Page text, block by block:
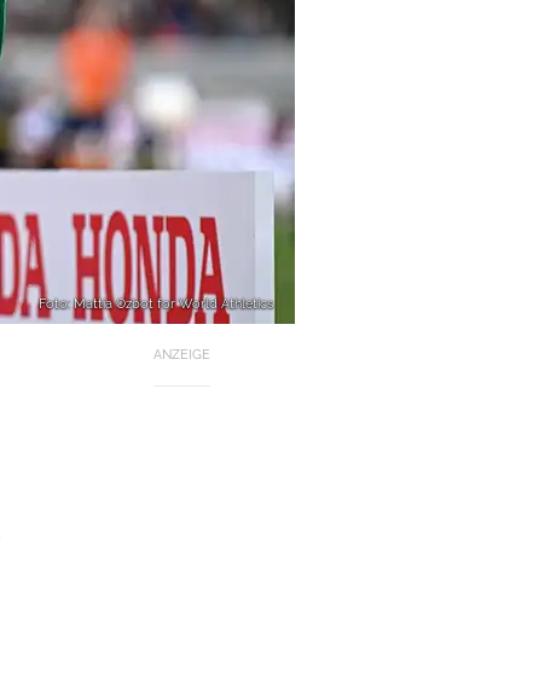
Foto: Mattia Ozbot for World Athletics
ANZEIGE